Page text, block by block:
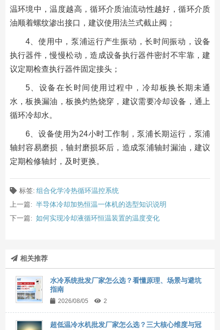
温环境中，温度越高，循环介质油流动性越好，循环介质
油顺着螺纹渗出接口，建议使用法兰式截止阀；
4、使用中，泵浦运行产生振动，长时间振动，设备
执行器件，慢慢松动，造成设备执行器件密封不牢靠，建
议定期检查执行器件固定接头；
5、设备在长时间使用过程中，冷却板换长期未通
水，板换漏油，板换灼热烧穿，建议需要冷却设备，通上
循环冷却水。
6、设备使用为24小时工作制，泵浦长期运行，泵浦
轴封容易磨损，轴封磨损坏后，造成泵浦轴封漏油，建议
定期检修轴封，及时更换。
标签: 组合化学冷热循环温控系统
上一篇: 半导体冷却加热恒温一体机的选型知识说明
下一篇: 如何实现冷却液循环恒温装置的温度变化
相关推荐
水冷系统批发厂家怎么选？看懂原理、场景与避坑
指南
2026/08/05 2
超低温冷水机批发厂家怎么选？三大核心维度与冠